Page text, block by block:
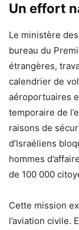
Un effort
Le ministère
bureau du
étrangères,
calendrier de
aéroportuaires
temporaire de
raisons de
d’Israéliens
hommes
de 100 000
Cette mission
l’aviation civile.